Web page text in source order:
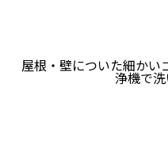
屋根・壁についた細かい
浄機で洗